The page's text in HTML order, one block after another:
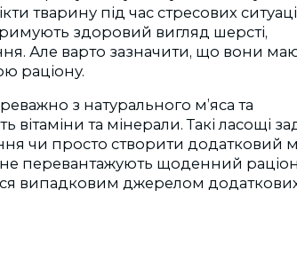
тварину під час стресових
здоровий вигляд шерсті,
Але варто зазначити, що вони
раціону.
з натурального м’яса та
вітаміни та мінерали. Такі ласощі
чи просто створити додатковий
перевантажують щоденний раціон
випадковим джерелом